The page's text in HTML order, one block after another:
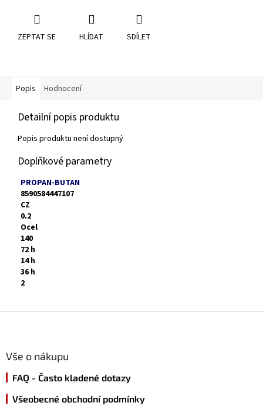
ZEPTAT SE HLÍDAT SDÍLET
Popis Hodnocení
Detailní popis produktu
Popis produktu není dostupný
Doplňkové parametry
PROPAN-BUTAN
8590584447107
CZ
0.2
Ocel
140
72 h
14 h
36 h
2
Vše o nákupu
FAQ - Často kladené dotazy
Všeobecné obchodní podmínky